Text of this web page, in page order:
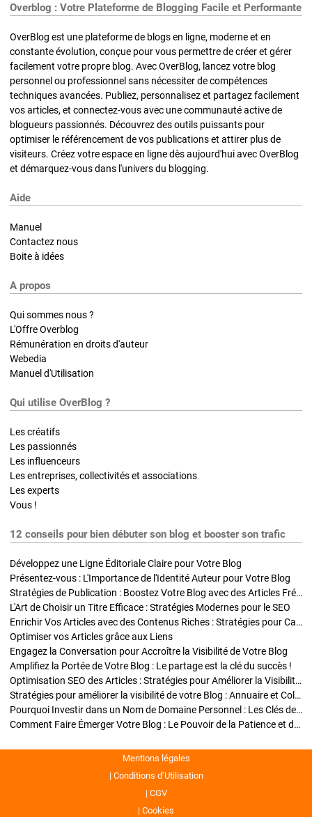
Overblog : Votre Plateforme de Blogging Facile et Performante
OverBlog est une plateforme de blogs en ligne, moderne et en
constante évolution, conçue pour vous permettre de créer et gérer
facilement votre propre blog. Avec OverBlog, lancez votre blog
personnel ou professionnel sans nécessiter de compétences
techniques avancées. Publiez, personnalisez et partagez facilement
vos articles, et connectez-vous avec une communauté active de
blogueurs passionnés. Découvrez des outils puissants pour
optimiser le référencement de vos publications et attirer plus de
visiteurs. Créez votre espace en ligne dès aujourd'hui avec OverBlog
et démarquez-vous dans l'univers du blogging.
Aide
Manuel
Contactez nous
Boite à idées
A propos
Qui sommes nous ?
L'Offre Overblog
Rémunération en droits d'auteur
Webedia
Manuel d'Utilisation
Qui utilise OverBlog ?
Les créatifs
Les passionnés
Les influenceurs
Les entreprises, collectivités et associations
Les experts
Vous !
12 conseils pour bien débuter son blog et booster son trafic
Développez une Ligne Éditoriale Claire pour Votre Blog
Présentez-vous : L'Importance de l'Identité Auteur pour Votre Blog
Stratégies de Publication : Boostez Votre Blog avec des Articles Fréquents et Exclusifs
L'Art de Choisir un Titre Efficace : Stratégies Modernes pour le SEO
Enrichir Vos Articles avec des Contenus Riches : Stratégies pour Captiver et Optimiser
Optimiser vos Articles grâce aux Liens
Engagez la Conversation pour Accroître la Visibilité de Votre Blog
Amplifiez la Portée de Votre Blog : Le partage est la clé du succès !
Optimisation SEO des Articles : Stratégies pour Améliorer la Visibilité de Votre Blog
Stratégies pour améliorer la visibilité de votre Blog : Annuaire et Collaborations
Pourquoi Investir dans un Nom de Domaine Personnel : Les Clés de la Réussite de Votre Blog
Comment Faire Émerger Votre Blog : Le Pouvoir de la Patience et de la Persévérance
Mentions légales
Conditions d’Utilisation
CGV
Cookies